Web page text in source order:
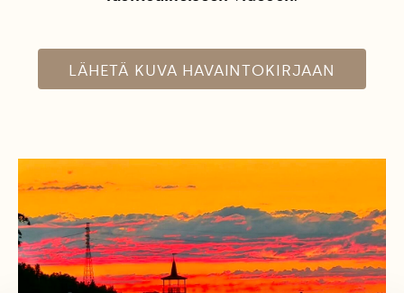
LÄHETÄ KUVA HAVAINTOKIRJAAN